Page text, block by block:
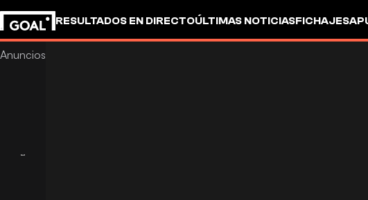
RESULTADOS EN DIRECTOÚLTIMAS NOTICIASFICHAJES